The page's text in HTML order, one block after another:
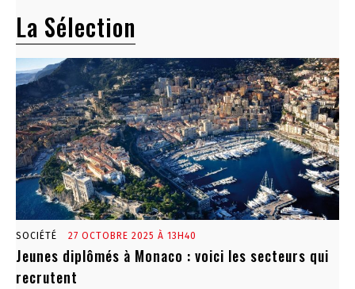
La Sélection
SOCIÉTÉ 27 OCTOBRE 2025 À 13H40
Jeunes diplômés à Monaco : voici les secteurs qui
recrutent